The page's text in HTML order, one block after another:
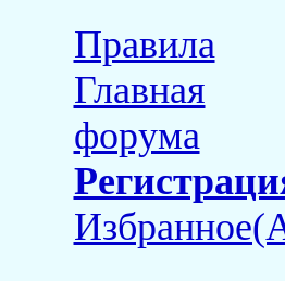
Правила
Главная
форума